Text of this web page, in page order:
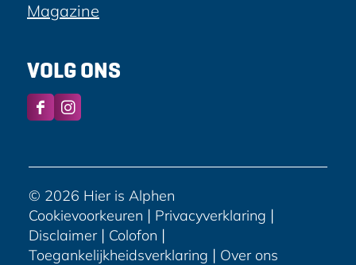
Magazine
VOLG ONS
F
e
b
o
o
k
I
t
a
g
r
a
© 2026 Hier is Alphen
Cookievoorkeuren | Privacyverklaring |
Disclaimer | Colofon |
Toegankelijkheidsverklaring | Over ons